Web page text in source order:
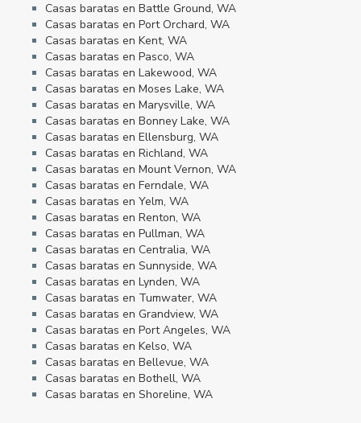
Casas baratas en Battle Ground, WA
Casas baratas en Port Orchard, WA
Casas baratas en Kent, WA
Casas baratas en Pasco, WA
Casas baratas en Lakewood, WA
Casas baratas en Moses Lake, WA
Casas baratas en Marysville, WA
Casas baratas en Bonney Lake, WA
Casas baratas en Ellensburg, WA
Casas baratas en Richland, WA
Casas baratas en Mount Vernon, WA
Casas baratas en Ferndale, WA
Casas baratas en Yelm, WA
Casas baratas en Renton, WA
Casas baratas en Pullman, WA
Casas baratas en Centralia, WA
Casas baratas en Sunnyside, WA
Casas baratas en Lynden, WA
Casas baratas en Tumwater, WA
Casas baratas en Grandview, WA
Casas baratas en Port Angeles, WA
Casas baratas en Kelso, WA
Casas baratas en Bellevue, WA
Casas baratas en Bothell, WA
Casas baratas en Shoreline, WA